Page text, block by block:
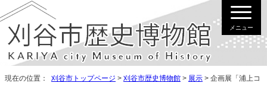
メニュー
現在の位置： 刈谷市トップページ > 刈谷市歴史博物館 > 展示 > 企画展「浦上コ